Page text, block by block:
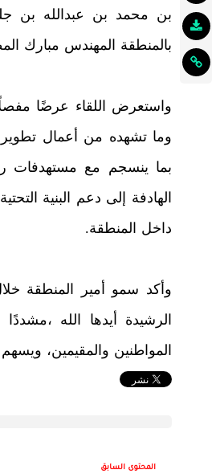
بن محمد بن عبدالله بن
بالمنطقة المهندس مبارك
واستعرض اللقاء عرضًا
وما تشهده من أعمال
الهادفة إلى دعم البنية
داخل المنطقة.
وأكد سمو أمير المنطقة
الرشيدة أيدها الله
المواطنين والمقيمين،
المحتوى السابق